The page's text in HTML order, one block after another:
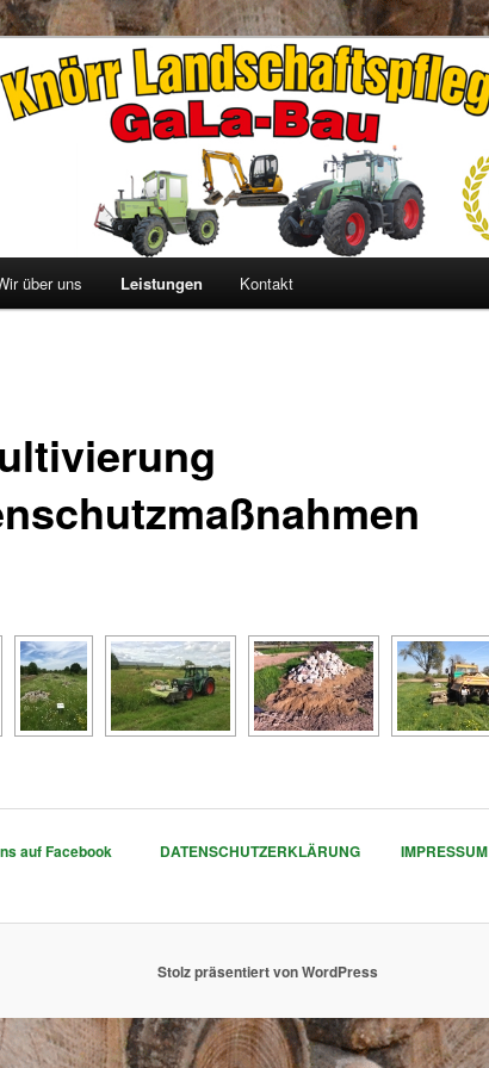
Landschaftspflege
über uns Leistungen Kontakt
auf Facebook DATENSCHUTZERKLÄRUNG IMPRESSUM
Stolz präsentiert von WordPress